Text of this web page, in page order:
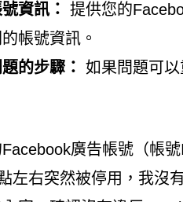
資訊： 提供您的
帳號資訊。
的步驟： 如果問題可
Facebook廣告帳號（帳
左右突然被停用，我沒